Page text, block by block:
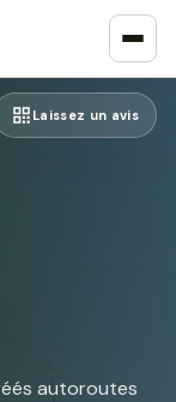
Laissez un avis
autoroutes